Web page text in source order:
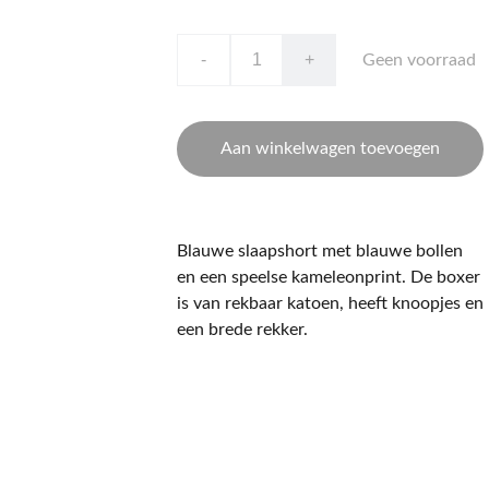
- + Geen voorraad
Aan winkelwagen toevoegen
Blauwe slaapshort met blauwe bollen
en een speelse kameleonprint. De boxer
is van rekbaar katoen, heeft knoopjes en
een brede rekker.